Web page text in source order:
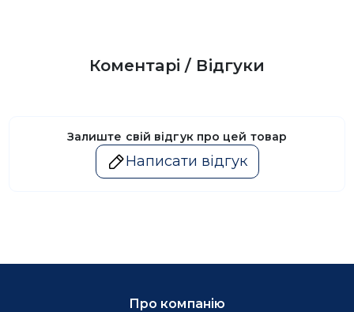
Коментарі / Відгуки
Залиште свій відгук про цей товар
Написати відгук
Про компанію